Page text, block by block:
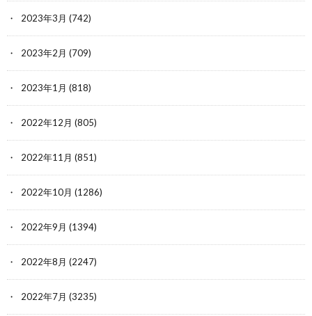
2023年3月 (742)
2023年2月 (709)
2023年1月 (818)
2022年12月 (805)
2022年11月 (851)
2022年10月 (1286)
2022年9月 (1394)
2022年8月 (2247)
2022年7月 (3235)